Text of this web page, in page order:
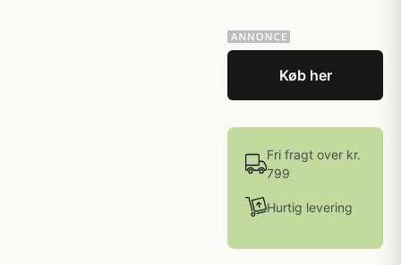
Køb her
Fri fragt over kr.
799
Hurtig levering